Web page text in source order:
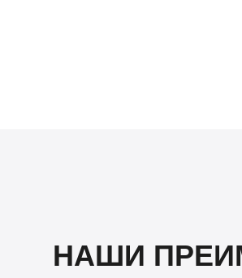
НАШИ